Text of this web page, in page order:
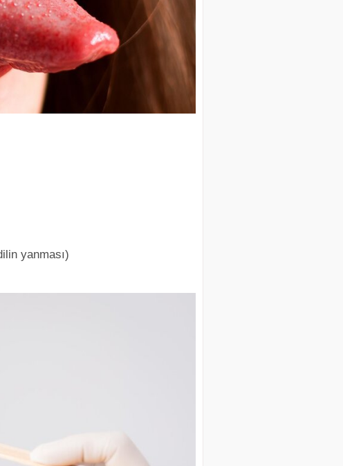
yanması)